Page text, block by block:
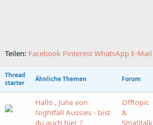
Teilen: Facebook Pinterest WhatsApp E-Mail
Thread
starter
Ähnliche Themen Forum
Hallo , Julia von
Nightfall Aussies - bist
du auch hier ?
Offtopic
&
Smalltalk